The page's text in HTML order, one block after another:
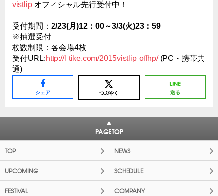
vistlip オフィシャル先行受付中！
受付期間： 2/23(月)12：00～3/3(火)23：59
※抽選受付
枚数制限：各会場4枚
受付URL:http://l-tike.com/2015vistlip-offhp/(PC・携帯共
通)
シェア つぶやく 送る
PAGETOP
TOP NEWS
UPCOMING SCHEDULE
FESTIVAL COMPANY